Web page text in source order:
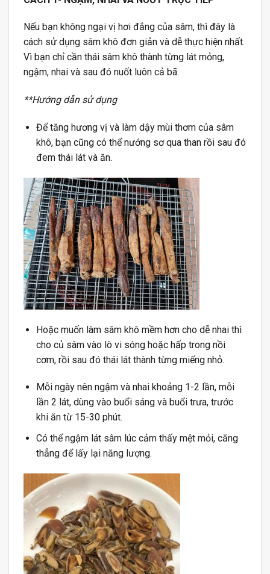
Nếu bạn không ngại vị hơi đắng của sâm, thì đây là
cách sử dụng sâm khô đơn giản và dễ thực hiện nhất.
Vì bạn chỉ cần thái sâm khô thành từng lát mỏng,
ngậm, nhai và sau đó nuốt luôn cả bã.
**Hướng dẫn sử dụng
Để tăng hương vị và làm dậy mùi thơm của sâm
khô, bạn cũng có thể nướng sơ qua than rồi sau đó
đem thái lát và ăn.
Hoặc muốn làm sâm khô mềm hơn cho dễ nhai thì
cho củ sâm vào lò vi sóng hoặc hấp trong nồi
cơm, rồi sau đó thái lát thành từng miếng nhỏ.
Mỗi ngày nên ngậm và nhai khoảng 1-2 lần, mỗi
lần 2 lát, dùng vào buổi sáng và buổi trưa, trước
khi ăn từ 15-30 phút.
Có thể ngậm lát sâm lúc cảm thấy mệt mỏi, căng
thẳng để lấy lại năng lượng.